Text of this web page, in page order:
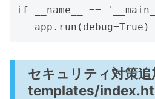
if __name__ ==
セキュリティ対策追
templates/